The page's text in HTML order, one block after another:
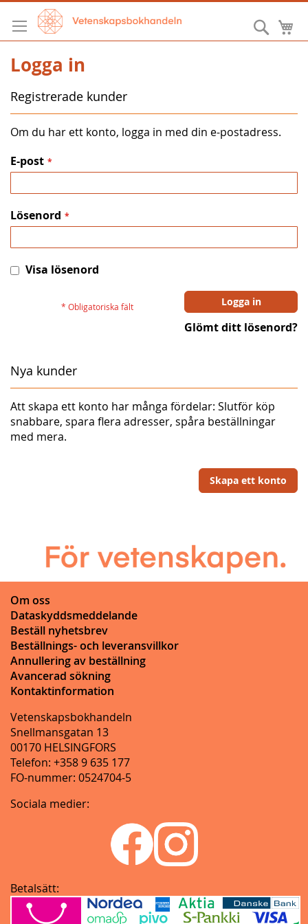
Hoppa
till
innehållet
Sök
Logga in
Registrerade kunder
Om du har ett konto, logga in med din e-postadress.
E-post
Lösenord
Visa lösenord
Logga in
Glömt ditt lösenord?
Nya kunder
Att skapa ett konto har många fördelar: Slutför köp
snabbare, spara flera adresser, spåra beställningar
med mera.
Skapa ett konto
Om oss
Dataskyddsmeddelande
Beställ nyhetsbrev
Beställnings- och leveransvillkor
Annullering av beställning
Avancerad sökning
Kontaktinformation
Vetenskapsbokhandeln
Snellmansgatan 13
00170 HELSINGFORS
Telefon: +358 9 635 177
FO-nummer: 0524704-5
Sociala medier:
Betalsätt: